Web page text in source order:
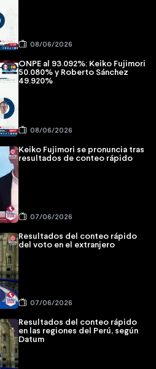
08/06/2026
ONPE al 93.092%: Keiko Fujimori
50.080% y Roberto Sánchez
49.920%
08/06/2026
Keiko Fujimori se pronuncia tras
resultados de conteo rápido
07/06/2026
Resultados del conteo rápido
del voto en el extranjero
07/06/2026
Resultados del conteo rápido
en las regiones del Perú, según
Datum